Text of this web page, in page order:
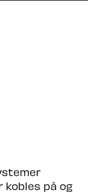
kobles på og